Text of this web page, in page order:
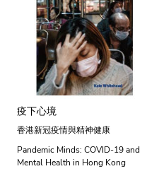
疫下心境
香港新冠疫情與精神健康
Pandemic Minds: COVID-19 and
Mental Health in Hong Kong